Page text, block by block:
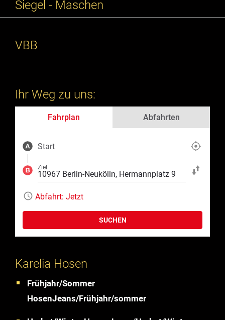
Siegel - Maschen
VBB
Ihr Weg zu uns:
Fahrplan Abfahrten
Start
Ziel
Start und Ziel
Abfahrt: Jetzt
SUCHEN
Karelia Hosen
Frühjahr/Sommer
HosenJeans/Frühjahr/sommer